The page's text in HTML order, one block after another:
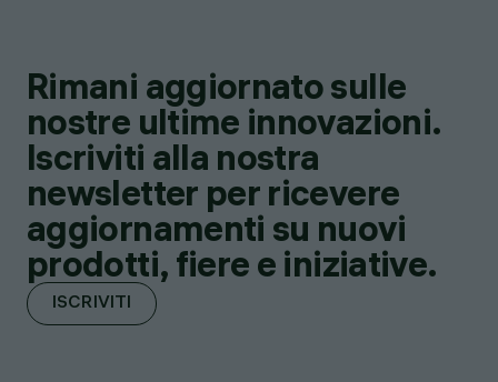
Rimani aggiornato sulle
nostre ultime innovazioni.
Iscriviti alla nostra
newsletter per ricevere
aggiornamenti su nuovi
prodotti, fiere e iniziative.
ISCRIVITI